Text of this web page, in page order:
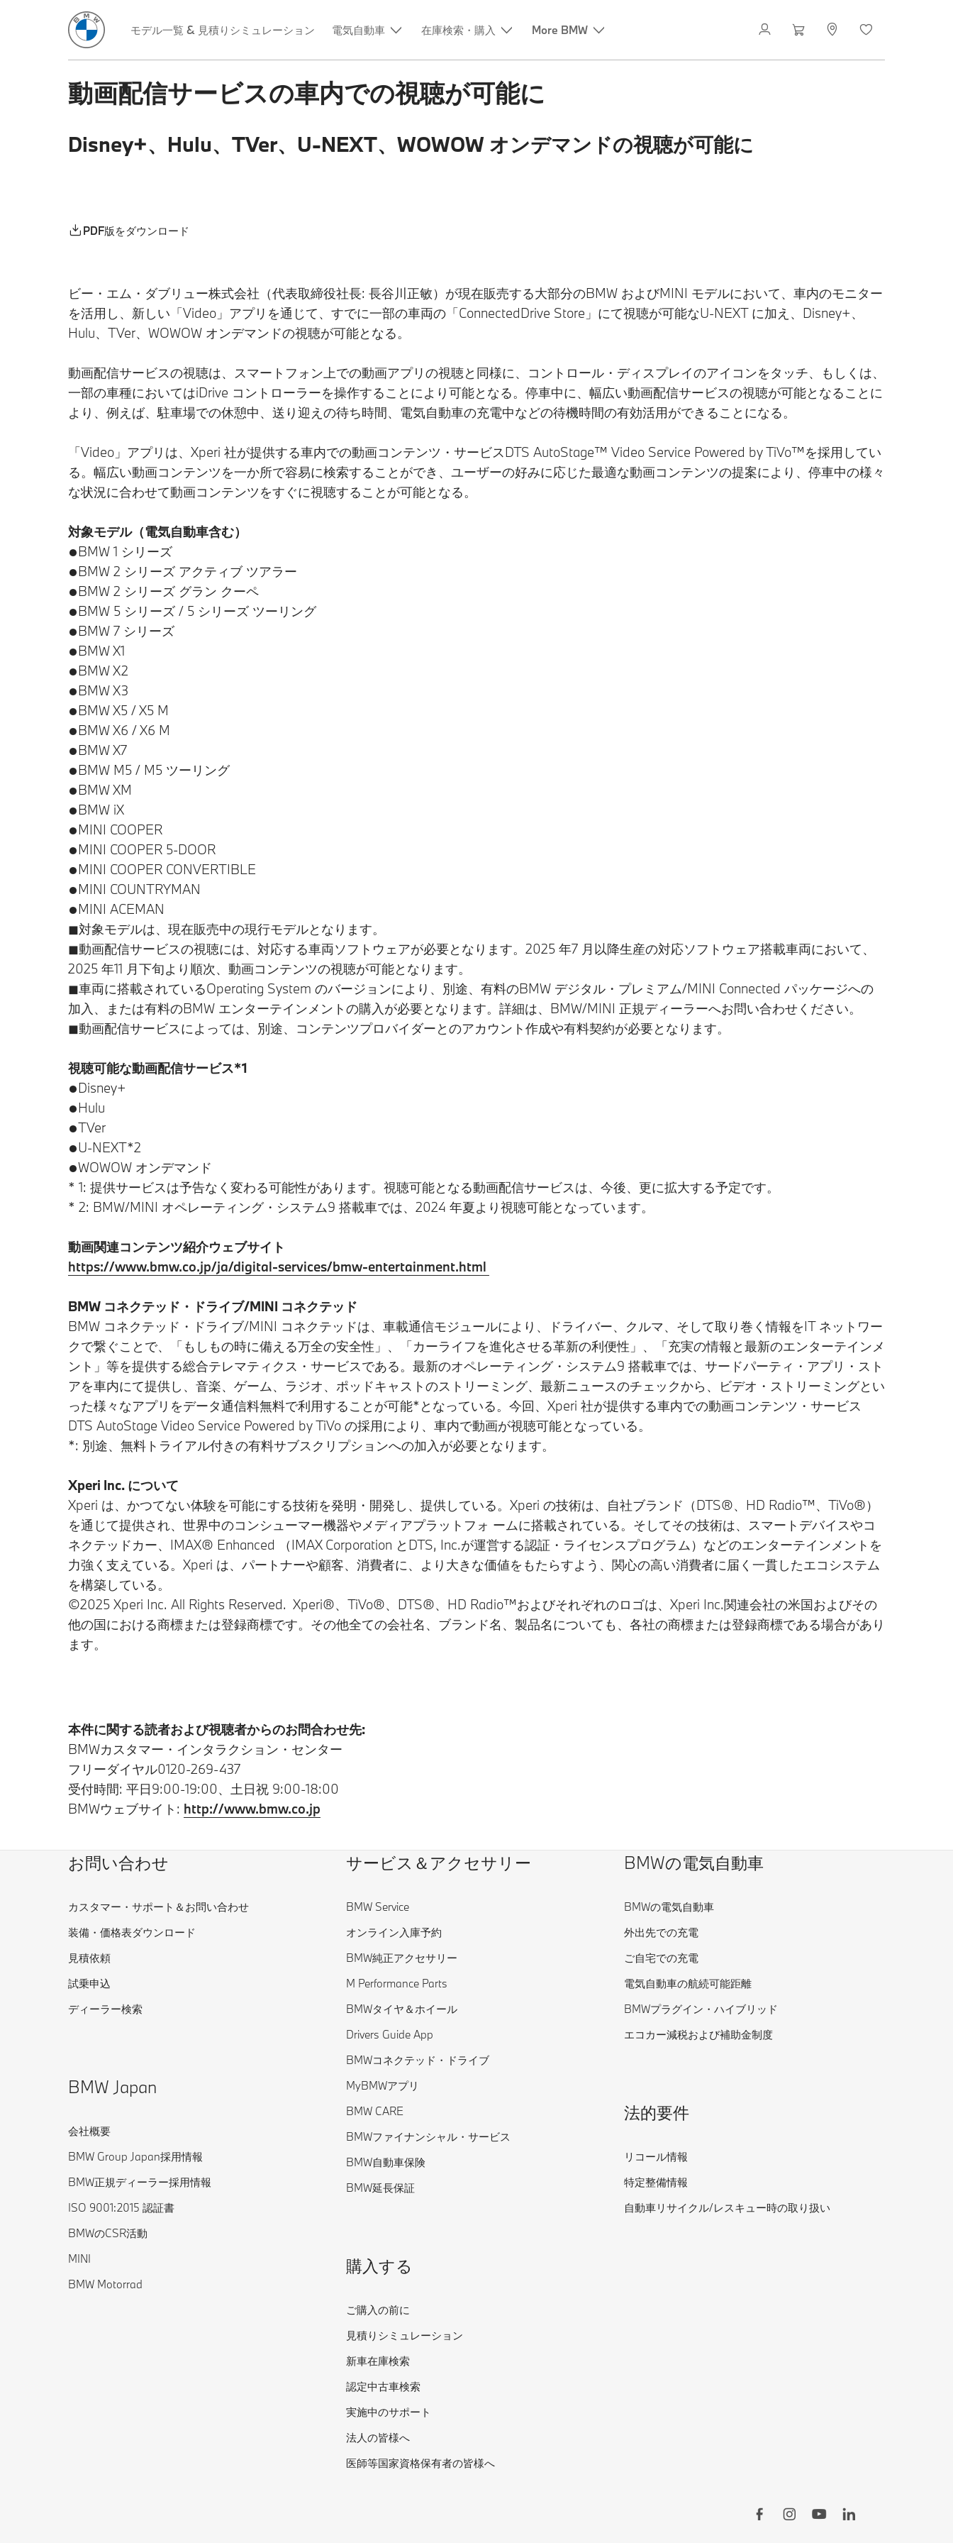
モデル一覧 & 見積りシミュレーション 電気自動車 在庫検索・購入 More BMW
動画配信サービスの車内での視聴が可能に
Disney+、Hulu、TVer、U-NEXT、WOWOW オンデマンドの視聴が可能に
PDF版をダウンロード
ビー・エム・ダブリュー株式会社（代表取締役社長: 長谷川正敏）が現在販売する大部分のBMW およびMINI モデルにおいて、車内のモニター
を活用し、新しい「Video」アプリを通じて、すでに一部の車両の「ConnectedDrive Store」にて視聴が可能なU-NEXT に加え、Disney+、
Hulu、TVer、WOWOW オンデマンドの視聴が可能となる。
動画配信サービスの視聴は、スマートフォン上での動画アプリの視聴と同様に、コントロール・ディスプレイのアイコンをタッチ、もしくは、
一部の車種においてはiDrive コントローラーを操作することにより可能となる。停車中に、幅広い動画配信サービスの視聴が可能となることに
より、例えば、駐車場での休憩中、送り迎えの待ち時間、電気自動車の充電中などの待機時間の有効活用ができることになる。
「Video」アプリは、Xperi 社が提供する車内での動画コンテンツ・サービスDTS AutoStage™ Video Service Powered by TiVo™を採用してい
る。幅広い動画コンテンツを一か所で容易に検索することができ、ユーザーの好みに応じた最適な動画コンテンツの提案により、停車中の様々
な状況に合わせて動画コンテンツをすぐに視聴することが可能となる。
対象モデル（電気自動車含む）
●BMW 1 シリーズ
●BMW 2 シリーズ アクティブ ツアラー
●BMW 2 シリーズ グラン クーペ
●BMW 5 シリーズ / 5 シリーズ ツーリング
●BMW 7 シリーズ
●BMW X1
●BMW X2
●BMW X3
●BMW X5 / X5 M
●BMW X6 / X6 M
●BMW X7
●BMW M5 / M5 ツーリング
●BMW XM
●BMW iX
●MINI COOPER
●MINI COOPER 5-DOOR
●MINI COOPER CONVERTIBLE
●MINI COUNTRYMAN
●MINI ACEMAN
◼︎対象モデルは、現在販売中の現行モデルとなります。
◼︎動画配信サービスの視聴には、対応する車両ソフトウェアが必要となります。2025 年7 月以降生産の対応ソフトウェア搭載車両において、
2025 年11 月下旬より順次、動画コンテンツの視聴が可能となります。
◼︎車両に搭載されているOperating System のバージョンにより、別途、有料のBMW デジタル・プレミアム/MINI Connected パッケージへの
加入、または有料のBMW エンターテインメントの購入が必要となります。詳細は、BMW/MINI 正規ディーラーへお問い合わせください。
◼︎動画配信サービスによっては、別途、コンテンツプロバイダーとのアカウント作成や有料契約が必要となります。
視聴可能な動画配信サービス*1
●Disney+
●Hulu
●TVer
●U-NEXT*2
●WOWOW オンデマンド
* 1: 提供サービスは予告なく変わる可能性があります。視聴可能となる動画配信サービスは、今後、更に拡大する予定です。
* 2: BMW/MINI オペレーティング・システム9 搭載車では、2024 年夏より視聴可能となっています。
動画関連コンテンツ紹介ウェブサイト
https://www.bmw.co.jp/ja/digital-services/bmw-entertainment.html
BMW コネクテッド・ドライブ/MINI コネクテッド
BMW コネクテッド・ドライブ/MINI コネクテッドは、車載通信モジュールにより、ドライバー、クルマ、そして取り巻く情報をIT ネットワー
クで繋ぐことで、「もしもの時に備える万全の安全性」、「カーライフを進化させる革新の利便性」、「充実の情報と最新のエンターテインメ
ント」等を提供する総合テレマティクス・サービスである。最新のオペレーティング・システム9 搭載車では、サードパーティ・アプリ・スト
アを車内にて提供し、音楽、ゲーム、ラジオ、ポッドキャストのストリーミング、最新ニュースのチェックから、ビデオ・ストリーミングとい
った様々なアプリをデータ通信料無料で利用することが可能*となっている。今回、Xperi 社が提供する車内での動画コンテンツ・サービス
DTS AutoStage Video Service Powered by TiVo の採用により、車内で動画が視聴可能となっている。
*: 別途、無料トライアル付きの有料サブスクリプションへの加入が必要となります。
Xperi Inc. について
Xperi は、かつてない体験を可能にする技術を発明・開発し、提供している。Xperi の技術は、自社ブランド（DTS®、HD Radio™、TiVo®）
を通じて提供され、世界中のコンシューマー機器やメディアプラットフォ ームに搭載されている。そしてその技術は、スマートデバイスやコ
ネクテッドカー、IMAX® Enhanced （IMAX Corporation とDTS, Inc.が運営する認証・ライセンスプログラム）などのエンターテインメントを
力強く支えている。Xperi は、パートナーや顧客、消費者に、より大きな価値をもたらすよう、関心の高い消費者に届く一貫したエコシステム
を構築している。
©2025 Xperi Inc. All Rights Reserved. Xperi®、TiVo®、DTS®、HD Radio™およびそれぞれのロゴは、Xperi Inc.関連会社の米国およびその
他の国における商標または登録商標です。その他全ての会社名、ブランド名、製品名についても、各社の商標または登録商標である場合があり
ます。
本件に関する読者および視聴者からのお問合わせ先:
BMWカスタマー・インタラクション・センター
フリーダイヤル0120-269-437
受付時間: 平日9:00-19:00、土日祝 9:00-18:00
BMWウェブサイト: http://www.bmw.co.jp
お問い合わせ
カスタマー・サポート＆お問い合わせ
装備・価格表ダウンロード
見積依頼
試乗申込
ディーラー検索
BMW Japan
会社概要
BMW Group Japan採用情報
BMW正規ディーラー採用情報
ISO 9001:2015 認証書
BMWのCSR活動
MINI
BMW Motorrad
サービス＆アクセサリー
BMW Service
オンライン入庫予約
BMW純正アクセサリー
M Performance Parts
BMWタイヤ＆ホイール
Drivers Guide App
BMWコネクテッド・ドライブ
MyBMWアプリ
BMW CARE
BMWファイナンシャル・サービス
BMW自動車保険
BMW延長保証
購入する
ご購入の前に
見積りシミュレーション
新車在庫検索
認定中古車検索
実施中のサポート
法人の皆様へ
医師等国家資格保有者の皆様へ
BMWの電気自動車
BMWの電気自動車
外出先での充電
ご自宅での充電
電気自動車の航続可能距離
BMWプラグイン・ハイブリッド
エコカー減税および補助金制度
法的要件
リコール情報
特定整備情報
自動車リサイクル/レスキュー時の取り扱い